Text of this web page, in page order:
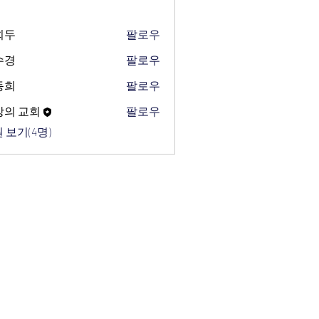
두
팔로우
경
팔로우
희
팔로우
의 교회
팔로우
보기(4명)